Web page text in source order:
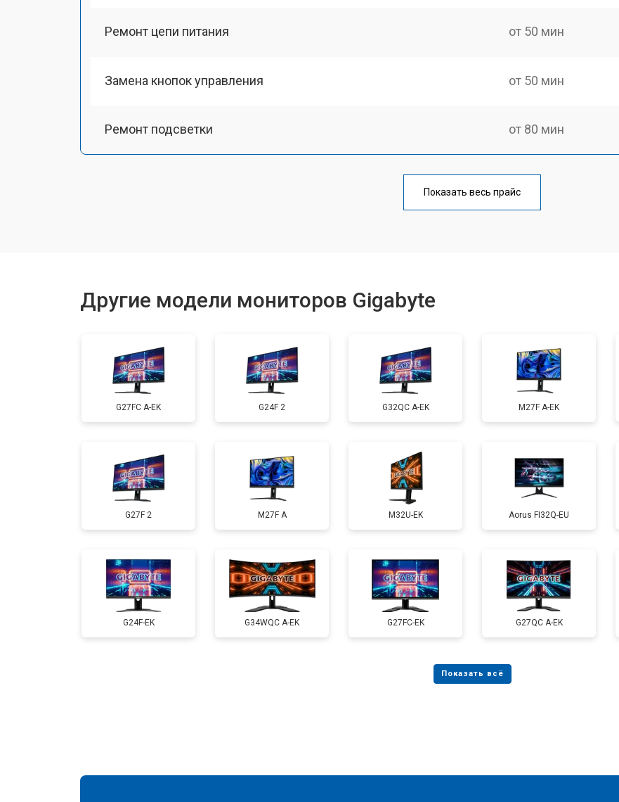
Ремонт цепи питания от 50 мин
Замена кнопок управления от 50 мин
Ремонт подсветки от 80 мин
Показать весь прайс
Другие модели мониторов Gigabyte
G27FC A-EK G24F 2 G32QC A-EK M27F A-EK
G27F 2 M27F A M32U-EK Aorus FI32Q-EU
G24F-EK G34WQC A-EK G27FC-EK G27QC A-EK